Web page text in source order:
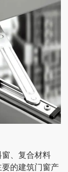
、复合材料
的建筑门窗产